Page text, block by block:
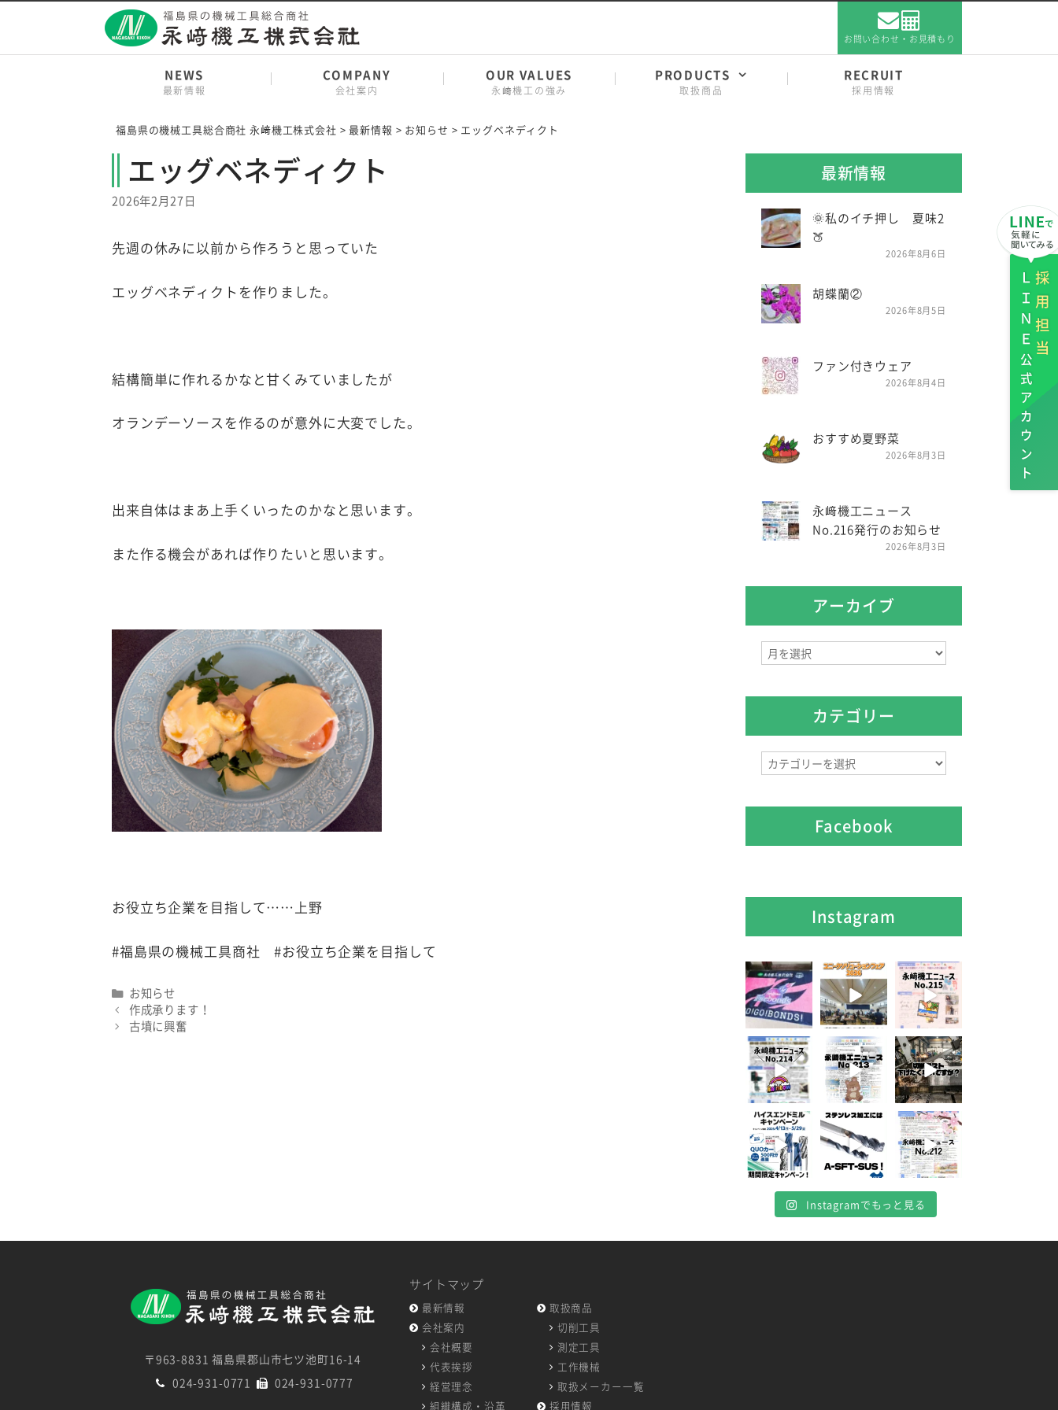
content
採用担当
ＬＩＮＥ
公式アカウント
お問い合わせ・お見積もり
NEWS
最新情報
COMPANY
会社案内
OUR VALUES
永﨑機工の強み
PRODUCTS
取扱商品
RECRUIT
採用情報
福島県の機械工具総合商社 永﨑機工株式会社 > 最新情報 > お知らせ > エッグベネディクト
エッグベネディクト
2026年2月27日
先週の休みに以前から作ろうと思っていた
エッグベネディクトを作りました。
結構簡単に作れるかなと甘くみていましたが
オランデーソースを作るのが意外に大変でした。
出来自体はまあ上手くいったのかなと思います。
また作る機会があれば作りたいと思います。
お役立ち企業を目指して……上野
#福島県の機械工具商社 #お役立ち企業を目指して
Categories
お知らせ
作成承ります！
古墳に興奮
最新情報
🌞私のイチ押し 夏味2
🍑
2026年8月6日
胡蝶蘭②
2026年8月5日
ファン付きウェア
2026年8月4日
おすすめ夏野菜
2026年8月3日
永﨑機工ニュース
No.216発行のお知らせ
2026年8月3日
アーカイブ
ア
ー
カテゴリー
カ
テ
Facebook
Instagram
7月 28
7 0
7月 27
6 0
7月 3
5 0
6月 3
8 0
5月 13
5 0
4月 20
10
0
4月 16
10
0
4月 13
7
4月 8
5 0
Instagramでもっと見る
〒963-8831 福島県郡山市七ツ池町16-14
024-931-0771
024-931-0777
サイトマップ
最新情報
会社案内
会社概要
代表挨拶
経営理念
組織構成・沿革
取扱商品
切削工具
測定工具
工作機械
取扱メーカー一覧
採用情報